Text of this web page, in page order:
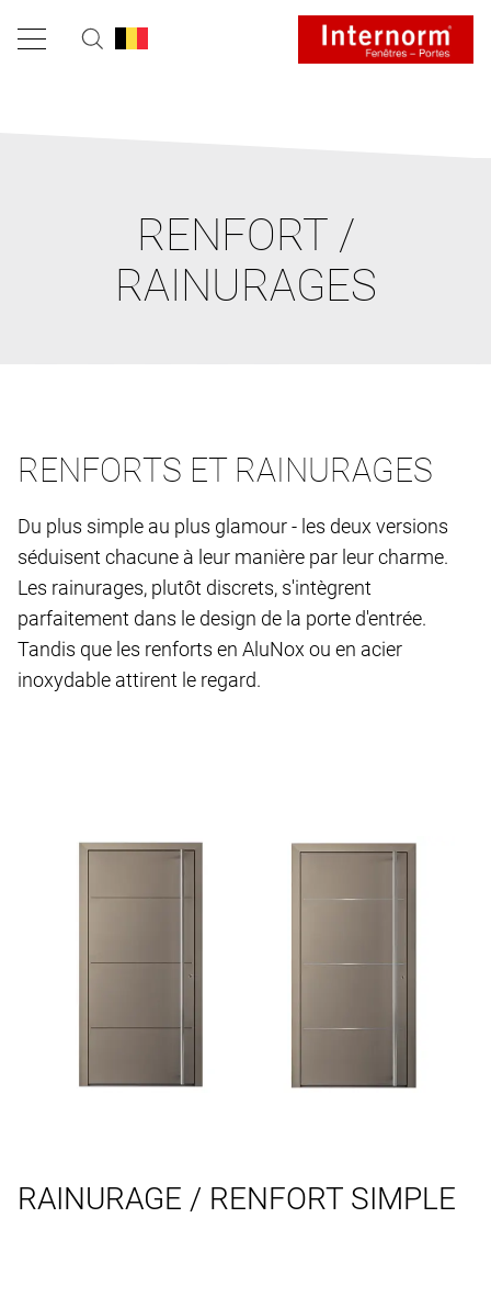
RENFORT /
RAINURAGES
RENFORTS ET RAINURAGES
Du plus simple au plus glamour - les deux versions
séduisent chacune à leur manière par leur charme.
Les rainurages, plutôt discrets, s'intègrent
parfaitement dans le design de la porte d'entrée.
Tandis que les renforts en AluNox ou en acier
inoxydable attirent le regard.
RAINURAGE / RENFORT SIMPLE